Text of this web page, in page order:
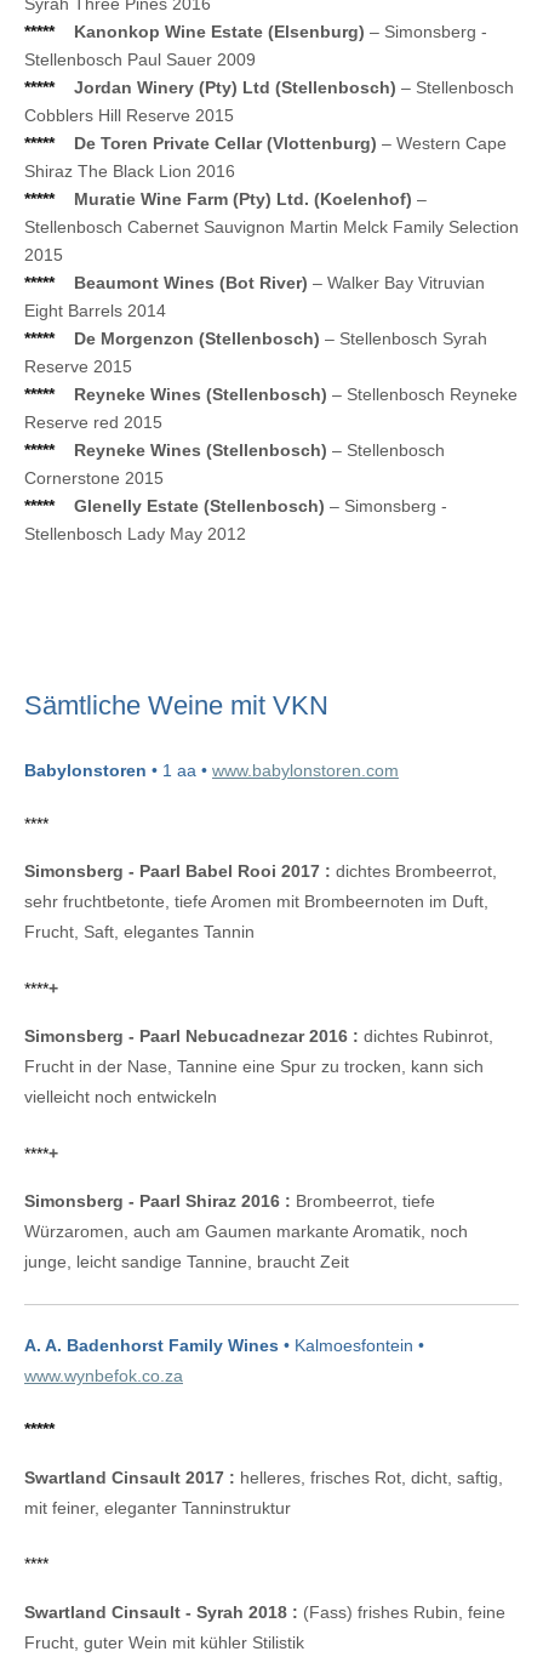
*****
Kanonkop Wine Estate (Elsenburg) – Simonsberg -
Stellenbosch Paul Sauer 2009
*****
Jordan Winery (Pty) Ltd (Stellenbosch) – Stellenbosch
Cobblers Hill Reserve 2015
*****
De Toren Private Cellar (Vlottenburg) – Western Cape
Shiraz The Black Lion 2016
*****
Muratie Wine Farm (Pty) Ltd. (Koelenhof) –
Stellenbosch Cabernet Sauvignon Martin Melck Family Selection
2015
*****
Beaumont Wines (Bot River) – Walker Bay Vitruvian
Eight Barrels 2014
*****
De Morgenzon (Stellenbosch) – Stellenbosch Syrah
Reserve 2015
*****
Reyneke Wines (Stellenbosch) – Stellenbosch Reyneke
Reserve red 2015
*****
Reyneke Wines (Stellenbosch) – Stellenbosch
Cornerstone 2015
*****
Glenelly Estate (Stellenbosch) – Simonsberg -
Stellenbosch Lady May 2012
Sämtliche Weine mit VKN
Babylonstoren • 1 aa • www.babylonstoren.com
****
Simonsberg - Paarl Babel Rooi 2017 : dichtes Brombeerrot,
sehr fruchtbetonte, tiefe Aromen mit Brombeernoten im Duft,
Frucht, Saft, elegantes Tannin
****+
Simonsberg - Paarl Nebucadnezar 2016 : dichtes Rubinrot,
Frucht in der Nase, Tannine eine Spur zu trocken, kann sich
vielleicht noch entwickeln
****+
Simonsberg - Paarl Shiraz 2016 : Brombeerrot, tiefe
Würzaromen, auch am Gaumen markante Aromatik, noch
junge, leicht sandige Tannine, braucht Zeit
A. A. Badenhorst Family Wines • Kalmoesfontein •
www.wynbefok.co.za
*****
Swartland Cinsault 2017 : helleres, frisches Rot, dicht, saftig,
mit feiner, eleganter Tanninstruktur
****
Swartland Cinsault - Syrah 2018 : (Fass) frishes Rubin, feine
Frucht, guter Wein mit kühler Stilistik